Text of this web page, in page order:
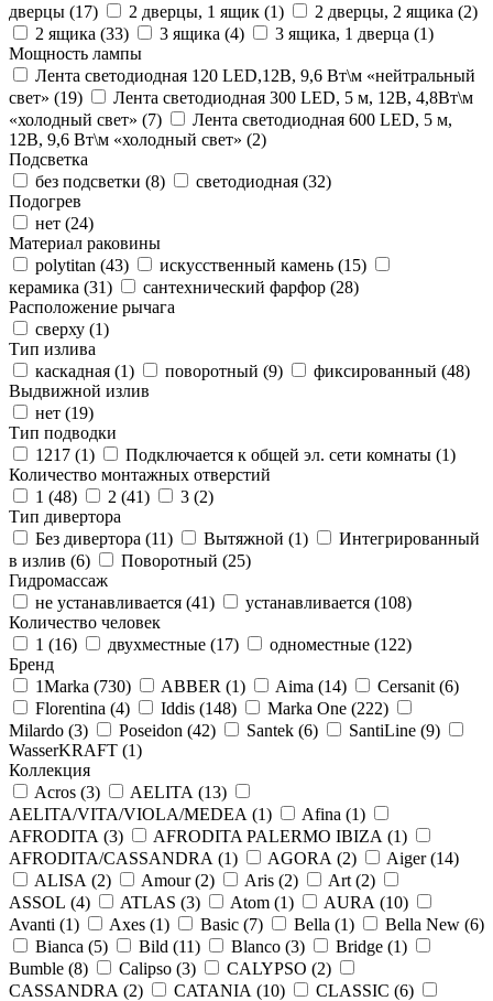
дверцы (17) 2 дверцы, 1 ящик (1) 2 дверцы, 2 ящика (2)
2 ящика (33) 3 ящика (4) 3 ящика, 1 дверца (1)
Мощность лампы
Лента светодиодная 120 LED,12В, 9,6 Вт\м «нейтральный
свет» (19)
Лента светодиодная 300 LED, 5 м, 12В, 4,8Вт\м
«холодный свет» (7)
Лента светодиодная 600 LED, 5 м,
12В, 9,6 Вт\м «холодный свет» (2)
Подсветка
без подсветки (8) светодиодная (32)
Подогрев
нет (24)
Материал раковины
polytitan (43) искусственный камень (15)
керамика (31) сантехнический фарфор (28)
Расположение рычага
сверху (1)
Тип излива
каскадная (1) поворотный (9) фиксированный (48)
Выдвижной излив
нет (19)
Тип подводки
1217 (1) Подключается к общей эл. сети комнаты (1)
Количество монтажных отверстий
1 (48) 2 (41) 3 (2)
Тип дивертора
Без дивертора (11) Вытяжной (1)
Интегрированный
в излив (6) Поворотный (25)
Гидромассаж
не устанавливается (41) устанавливается (108)
Количество человек
1 (16) двухместные (17) одноместные (122)
Бренд
1Marka (730) ABBER (1) Aima (14) Cersanit (6)
Florentina (4) Iddis (148) Marka One (222)
Milardo (3) Poseidon (42) Santek (6) SantiLine (9)
WasserKRAFT (1)
Коллекция
Acros (3) AELITA (13)
AELITA/VITA/VIOLA/MEDEA (1) Afina (1)
AFRODITA (3) AFRODITA PALERMO IBIZA (1)
AFRODITA/CASSANDRA (1) AGORA (2) Aiger (14)
ALISA (2) Amour (2) Aris (2) Art (2)
ASSOL (4) ATLAS (3) Atom (1) AURA (10)
Avanti (1) Axes (1) Basic (7) Bella (1) Bella New (6)
Bianca (5) Bild (11) Blanco (3) Bridge (1)
Bumble (8) Calipso (3) CALYPSO (2)
CASSANDRA (2) CATANIA (10) CLASSIC (6)